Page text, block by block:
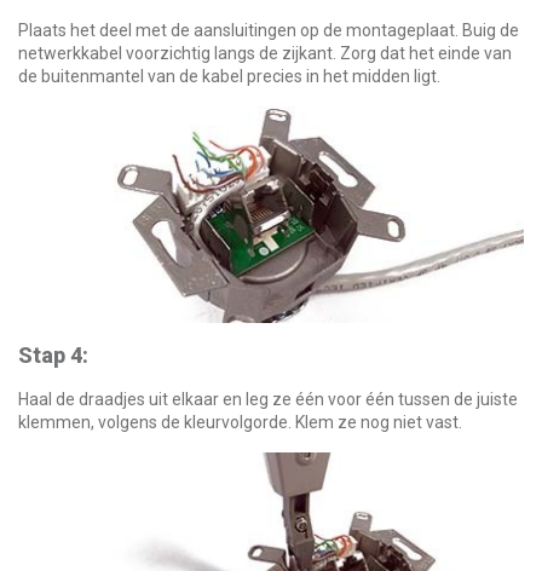
Plaats het deel met de aansluitingen op de montageplaat. Buig de
netwerkkabel voorzichtig langs de zijkant. Zorg dat het einde van
de buitenmantel van de kabel precies in het midden ligt.
Stap 4:
Haal de draadjes uit elkaar en leg ze één voor één tussen de juiste
klemmen, volgens de kleurvolgorde. Klem ze nog niet vast.